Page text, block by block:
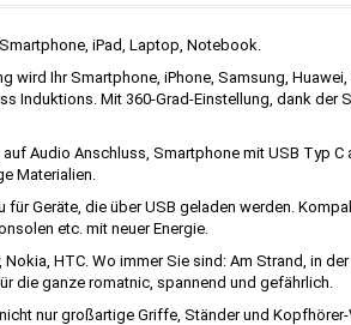
iPad, Laptop, Notebook.
wird Ihr Smartphone, iPhone, Samsung,
Induktions. Mit 360-Grad-Einstellung, dank
Audio Anschluss, Smartphone mit USB Typ
Materialien.
Geräte, die über USB geladen werden.
etc. mit neuer Energie.
HTC. Wo immer Sie sind: Am Strand, in
die ganze romatnic, spannend und gefährlich.
nur großartige Griffe, Ständer und